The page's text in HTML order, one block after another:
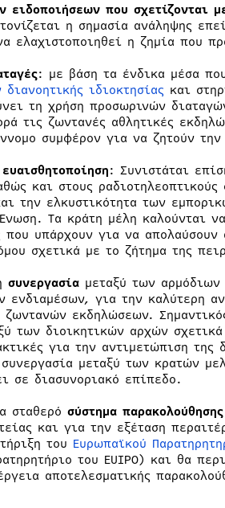
ειδοποιήσεων που σχετίζονται
η σημασία ανάληψης
ελαχιστοποιηθεί η ζημία που
: με βάση τα ένδικα μέσα
ιδιοκτησίας και
τη χρήση προσωρινών
τις ζωντανές αθλητικές
συμφέρον για να ζητούν
: Συνιστάται
και στους
την ελκυστικότητα των
Τα κράτη μέλη καλούνται
που υπάρχουν για να
σχετικά με το ζήτημα της
συνεργασίαμεταξύ των
ενδιαμέσων, για την καλύτερη
εκδηλώσεων.
των διοικητικών αρχών
για την αντιμετώπιση της
μεταξύ των κρατών
σε διασυνοριακό επίπεδο.
σταθερό σύστημα παρακολούθησης
και για την εξέταση
του Ευρωπαϊκού
του EUIPO) και θα
αποτελεσματικής